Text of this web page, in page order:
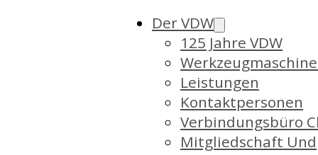
Der VDW
125 Jahre VDW
Leistungen
Kontaktpersonen
Verbindungsbüro
Mitgliedschaft Und